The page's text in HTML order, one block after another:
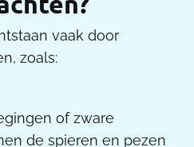
vaak door
zoals:
of zware
de spieren en pezen